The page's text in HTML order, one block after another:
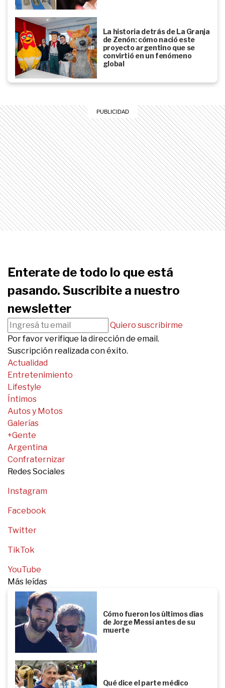
La historia detrás de La Granja
de Zenón: cómo nació este
proyecto argentino que se
convirtió en un fenómeno
global
Enterate de todo lo que está
pasando. Suscribite a nuestro
newsletter
Quiero suscribirme
Por favor verifique la dirección de email.
Suscripción realizada con éxito.
Actualidad
Entretenimiento
Lifestyle
Íntimos
Autos y Motos
Galerías
+Gente
Argentina
Confraternizar
Redes Sociales
Instagram
Facebook
Twitter
TikTok
YouTube
Más leídas
Cómo fueron los últimos días
de Jorge Messi antes de su
muerte
Qué dice el parte médico